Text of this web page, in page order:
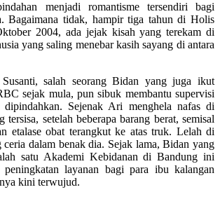
menjadi romantisme tersendiri bagi
Bagaimana tidak, hampir tiga tahun di Holis
2004, ada jejak kisah yang terekam di
yang saling menebar kasih sayang di antara
salah seorang Bidan yang juga ikut
sejak mula, pun sibuk membantu supervisi
dipindahkan. Sejenak Ari menghela nafas di
tersisa, setelah beberapa barang berat, semisal
etalase obat terangkut ke atas truk. Lelah di
ceria dalam benak dia. Sejak lama, Bidan yang
satu Akademi Kebidanan di Bandung ini
peningkatan layanan bagi para ibu kalangan
kini terwujud.